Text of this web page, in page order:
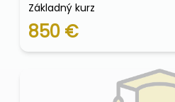
Základný kurz
850 €